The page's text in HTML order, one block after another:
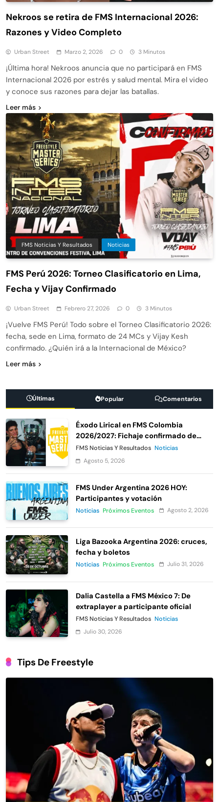
Nekroos se retira de FMS Internacional 2026:
Razones y Video Completo
Urban Street Marzo 2, 2026 0 3 Minutos
¡Última hora! Nekroos anuncia que no participará en FMS
Internacional 2026 por estrés y salud mental. Mira el video
y conoce sus razones para dejar las batallas.
Leer más
FMS Noticias Y Resultados Noticias
FMS Perú 2026: Torneo Clasificatorio en Lima,
Fecha y Vijay Confirmado
Urban Street Febrero 27, 2026 0 3 Minutos
¡Vuelve FMS Perú! Todo sobre el Torneo Clasificatorio 2026:
fecha, sede en Lima, formato de 24 MCs y Vijay Kesh
confirmado. ¿Quién irá a la Internacional de México?
Leer más
Últimas Popular Comentarios
Éxodo Lirical en FMS Colombia
2026/2027: Fichaje confirmado de
Urban Roosters
FMS Noticias Y Resultados Noticias
Agosto 5, 2026
FMS Under Argentina 2026 HOY:
Participantes y votación
Noticias Próximos Eventos Agosto 2, 2026
Liga Bazooka Argentina 2026: cruces,
fecha y boletos
Noticias Próximos Eventos Julio 31, 2026
Dalia Castella a FMS México 7: De
extraplayer a participante oficial
FMS Noticias Y Resultados Noticias
Julio 30, 2026
Tips De Freestyle